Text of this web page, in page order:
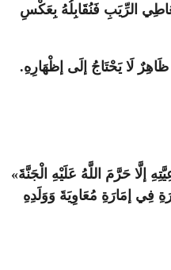
الرِّيَبِ فَنُقَابِلُهُ بِعَكْسِ
لَا يَحْتَاجُ إلَى إظْهَارِهِ.
حَرَّمَ اللَّهُ عَلَيْهِ الْجَنَّةَ»
فِي إمَارَةِ مُعَاوِيَةَ وَوَلَدِهِ